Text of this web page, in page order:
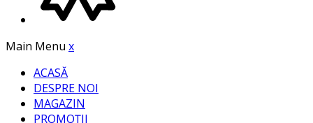
Main Menu x
ACASĂ
DESPRE NOI
MAGAZIN
PROMOȚII